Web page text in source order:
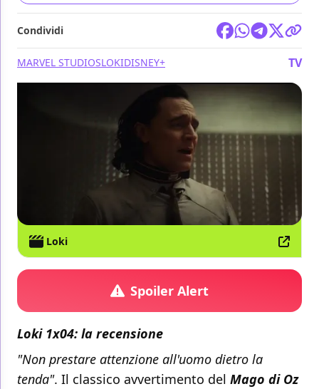
Condividi
MARVEL STUDIOSLOKIDISNEY+ TV
Loki
Spoiler Alert
Loki 1x04: la recensione
"Non prestare attenzione all'uomo dietro la
tenda". Il classico avvertimento del Mago di Oz